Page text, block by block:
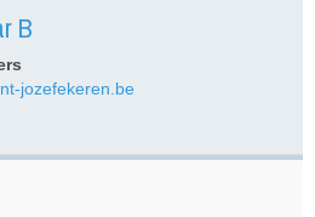
B
jozefekeren.be